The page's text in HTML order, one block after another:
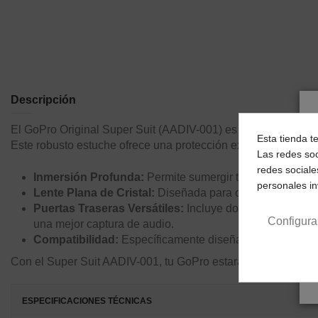
Descripción
El GoPro Original Super Suit (AADIV-001) es la solución
Este robusto estuche ofrece una protección extrema contra
Inmersión Profunda: Permite sumergir tu GoPro
Lente Plana de Cristal: Diseñada para ofrecer la
Puertas Traseras Versátiles: Incluye dos puertas
una mejor captura de audio.
Compatibilidad: Específicamente diseñado para
Con el Super Suit AADIV-001, tu GoPro estará lista para
ESPECIFICACIONES TÉCNICAS
Esta tienda
Las redes
redes
personales